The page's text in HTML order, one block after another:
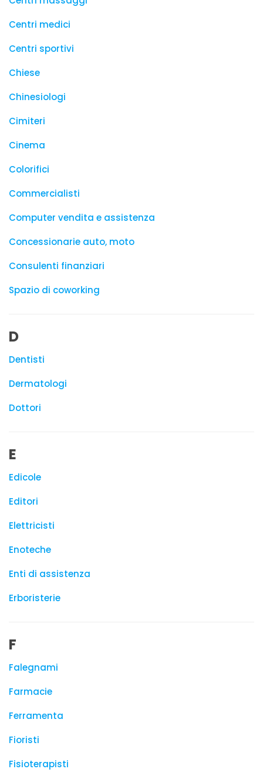
Centri medici
Centri sportivi
Chiese
Chinesiologi
Cimiteri
Cinema
Colorifici
Commercialisti
Computer vendita e assistenza
Concessionarie auto, moto
Consulenti finanziari
Spazio di coworking
D
Dentisti
Dermatologi
Dottori
E
Edicole
Editori
Elettricisti
Enoteche
Enti di assistenza
Erboristerie
F
Falegnami
Farmacie
Ferramenta
Fioristi
Fisioterapisti